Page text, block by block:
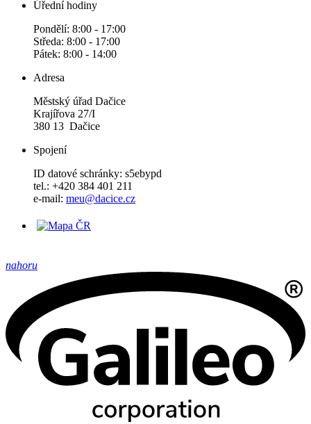
Úřední hodiny
Pondělí: 8:00 - 17:00
Středa: 8:00 - 17:00
Pátek: 8:00 - 14:00
Adresa
Městský úřad Dačice
Krajířova 27/I
380 13 Dačice
Spojení
ID datové schránky: s5ebypd
tel.: +420 384 401 211
e-mail: meu@dacice.cz
nahoru